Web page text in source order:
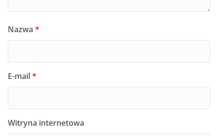
Nazwa *
E-mail*
Witryna internetowa